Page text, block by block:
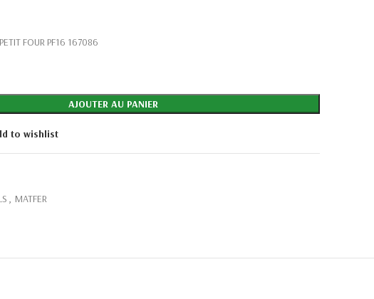
FOUR PF16 167086
AJOUTER AU PANIER
to wishlist
, MATFER